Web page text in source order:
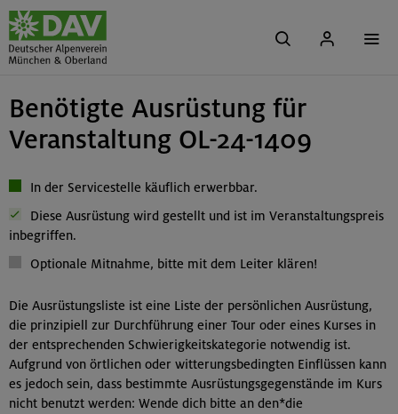
Benötigte Ausrüstung für
Veranstaltung OL-24-1409
In der Servicestelle käuflich erwerbbar.
Diese Ausrüstung wird gestellt und ist im Veranstaltungspreis
inbegriffen.
Optionale Mitnahme, bitte mit dem Leiter klären!
Die Ausrüstungsliste ist eine Liste der persönlichen Ausrüstung,
die prinzipiell zur Durchführung einer Tour oder eines Kurses in
der entsprechenden Schwierigkeitskategorie notwendig ist.
Aufgrund von örtlichen oder witterungsbedingten Einflüssen kann
es jedoch sein, dass bestimmte Ausrüstungsgegenstände im Kurs
nicht benutzt werden: Wende dich bitte an den*die